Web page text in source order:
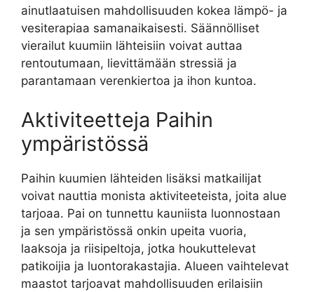
ainutlaatuisen mahdollisuuden kokea lämpö- ja
vesiterapiaa samanaikaisesti. Säännölliset
vierailut kuumiin lähteisiin voivat auttaa
rentoutumaan, lievittämään stressiä ja
parantamaan verenkiertoa ja ihon kuntoa.
Aktiviteetteja Paihin
ympäristössä
Paihin kuumien lähteiden lisäksi matkailijat
voivat nauttia monista aktiviteeteista, joita alue
tarjoaa. Pai on tunnettu kauniista luonnostaan
ja sen ympäristössä onkin upeita vuoria,
laaksoja ja riisipeltoja, jotka houkuttelevat
patikoijia ja luontorakastajia. Alueen vaihtelevat
maastot tarjoavat mahdollisuuden erilaisiin